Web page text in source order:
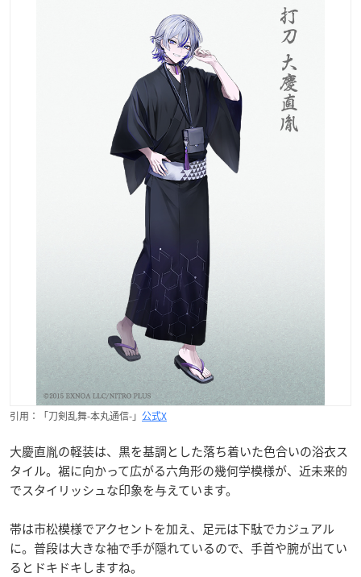
引用：「刀剣乱舞-本丸通信-」 公式X
大慶直胤の軽装は、黒を基調とした落ち着いた色合いの浴衣ス
タイル。裾に向かって広がる六角形の幾何学模様が、近未来的
でスタイリッシュな印象を与えています。
帯は市松模様でアクセントを加え、足元は下駄でカジュアル
に。普段は大きな袖で手が隠れているので、手首や腕が出てい
るとドキドキしますね。